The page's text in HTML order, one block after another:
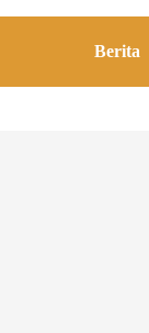
Berita